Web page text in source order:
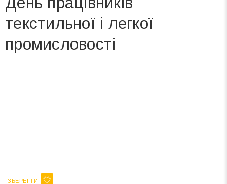
текстильної і легкої
промисловості